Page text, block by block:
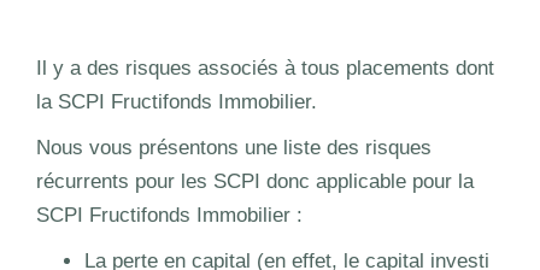
Il y a des risques associés à tous placements dont
la SCPI Fructifonds Immobilier.
Nous vous présentons une liste des risques
récurrents pour les SCPI donc applicable pour la
SCPI Fructifonds Immobilier :
La perte en capital (en effet, le capital investi